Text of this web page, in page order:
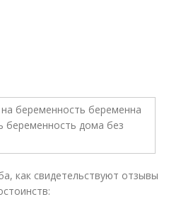
как свидетельствуют отзывы